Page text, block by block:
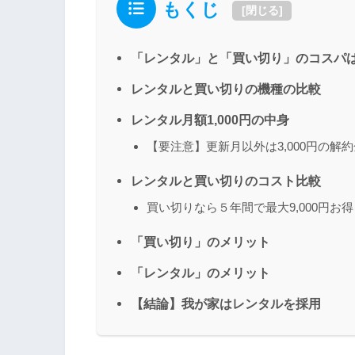
もくじ [閉じる]
「レンタル」と「買い切り」のコスパ
レンタルと買い切りの機種の比較
レンタル月額1,000円の中身
【要注意】更新月以外は3,000円の解
レンタルと買い切りのコスト比較
買い切りなら５年間で最大9,000円お得
「買い切り」のメリット
「レンタル」のメリット
【結論】我が家はレンタルを採用